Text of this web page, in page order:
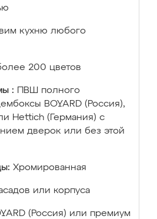
кухню любого
200 цветов
:
ПВШ полного
BOYARD (Россия),
Hettich (Германия) с
дверок или без этой
Хромированная
или корпуса
(Россия) или премиум